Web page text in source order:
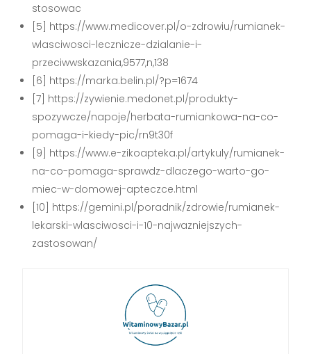
stosowac
[5] https://www.medicover.pl/o-zdrowiu/rumianek-
wlasciwosci-lecznicze-dzialanie-i-
przeciwwskazania,9577,n,138
[6] https://marka.belin.pl/?p=1674
[7] https://zywienie.medonet.pl/produkty-
spozywcze/napoje/herbata-rumiankowa-na-co-
pomaga-i-kiedy-pic/rn9t30f
[9] https://www.e-zikoapteka.pl/artykuly/rumianek-
na-co-pomaga-sprawdz-dlaczego-warto-go-
miec-w-domowej-apteczce.html
[10] https://gemini.pl/poradnik/zdrowie/rumianek-
lekarski-wlasciwosci-i-10-najwazniejszych-
zastosowan/